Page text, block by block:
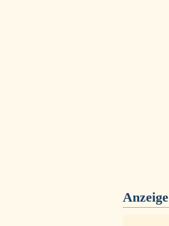
Anzeige